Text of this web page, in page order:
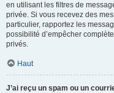
en utilisant les filtres de
privée. Si vous recevez des
particulier, rapportez les
possibilité d’empêcher
privés.
Haut
J’ai reçu un spam ou un